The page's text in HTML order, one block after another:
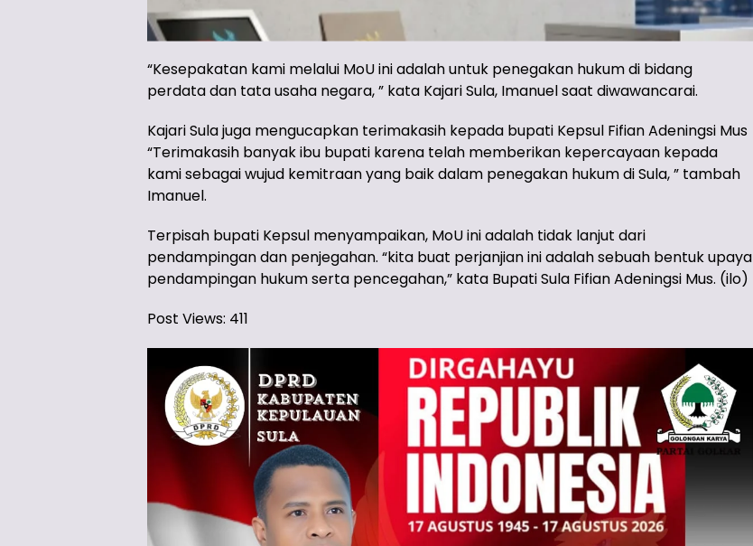
“Kesepakatan kami melalui MoU ini adalah untuk penegakan hukum di bidang
perdata dan tata usaha negara, ” kata Kajari Sula, Imanuel saat diwawancarai.
Kajari Sula juga mengucapkan terimakasih kepada bupati Kepsul Fifian Adeningsi Mus
“Terimakasih banyak ibu bupati karena telah memberikan kepercayaan kepada
kami sebagai wujud kemitraan yang baik dalam penegakan hukum di Sula, ” tambah
Imanuel.
Terpisah bupati Kepsul menyampaikan, MoU ini adalah tidak lanjut dari
pendampingan dan penjegahan. “kita buat perjanjian ini adalah sebuah bentuk upaya
pendampingan hukum serta pencegahan,” kata Bupati Sula Fifian Adeningsi Mus. (ilo)
Post Views: 411